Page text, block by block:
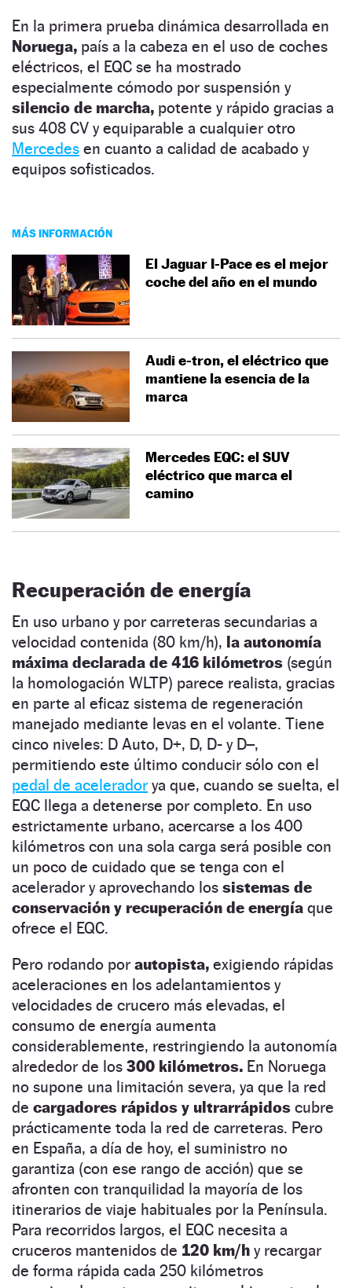
En la primera prueba dinámica desarrollada en
Noruega, país a la cabeza en el uso de coches
eléctricos, el EQC se ha mostrado
especialmente cómodo por suspensión y
silencio de marcha, potente y rápido gracias a
sus 408 CV y equiparable a cualquier otro
Mercedes en cuanto a calidad de acabado y
equipos sofisticados.
MÁS INFORMACIÓN
El Jaguar I-Pace es el mejor
coche del año en el mundo
Audi e-tron, el eléctrico que
mantiene la esencia de la
marca
Mercedes EQC: el SUV
eléctrico que marca el
camino
Recuperación de energía
En uso urbano y por carreteras secundarias a
velocidad contenida (80 km/h), la autonomía
máxima declarada de 416 kilómetros (según
la homologación WLTP) parece realista, gracias
en parte al eficaz sistema de regeneración
manejado mediante levas en el volante. Tiene
cinco niveles: D Auto, D+, D, D- y D–,
permitiendo este último conducir sólo con el
pedal de acelerador ya que, cuando se suelta, el
EQC llega a detenerse por completo. En uso
estrictamente urbano, acercarse a los 400
kilómetros con una sola carga será posible con
un poco de cuidado que se tenga con el
acelerador y aprovechando los sistemas de
conservación y recuperación de energía que
ofrece el EQC.
Pero rodando por autopista, exigiendo rápidas
aceleraciones en los adelantamientos y
velocidades de crucero más elevadas, el
consumo de energía aumenta
considerablemente, restringiendo la autonomía
alrededor de los 300 kilómetros. En Noruega
no supone una limitación severa, ya que la red
de cargadores rápidos y ultrarrápidos cubre
prácticamente toda la red de carreteras. Pero
en España, a día de hoy, el suministro no
garantiza (con ese rango de acción) que se
afronten con tranquilidad la mayoría de los
itinerarios de viaje habituales por la Península.
Para recorridos largos, el EQC necesita a
cruceros mantenidos de 120 km/h y recargar
de forma rápida cada 250 kilómetros